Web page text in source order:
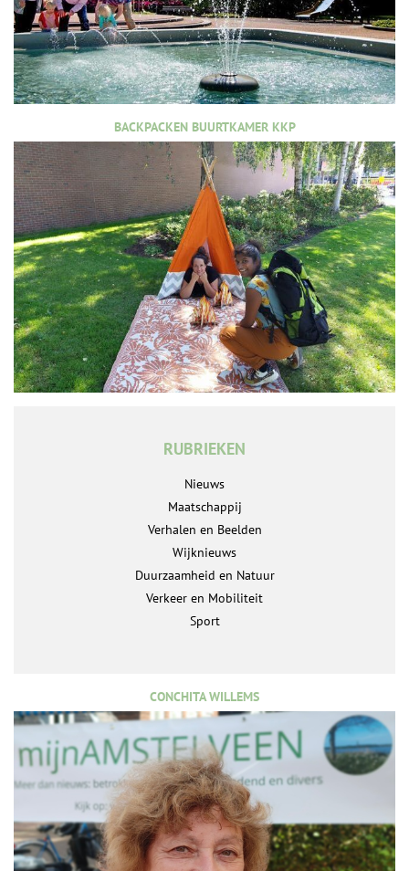
BACKPACKEN BUURTKAMER KKP
RUBRIEKEN
Nieuws
Maatschappij
Verhalen en Beelden
Wijknieuws
Duurzaamheid en Natuur
Verkeer en Mobiliteit
Sport
CONCHITA WILLEMS